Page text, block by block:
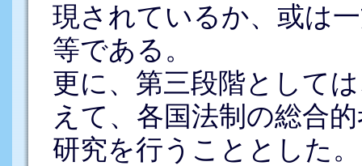
現されているか、或は
等である。
更に、第三段階として
えて、各国法制の総合
研究を行うこととした